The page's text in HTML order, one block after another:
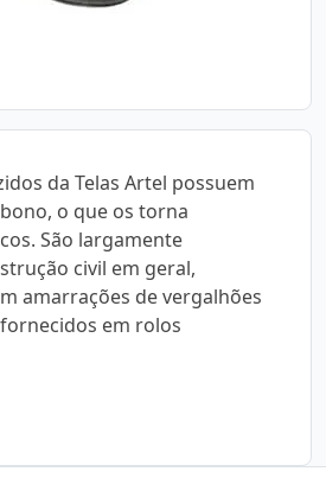
da Telas Artel possuem
o que os torna
São largamente
civil em geral,
amarrações de vergalhões
em rolos